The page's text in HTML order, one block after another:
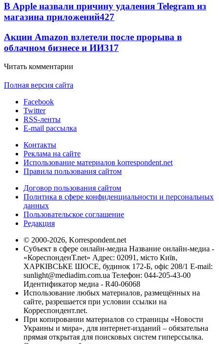
В Apple назвали причину удаления Telegram из
магазина приложений427
Акции Amazon взлетели после прорыва в
облачном бизнесе и ИИ317
Читать комментарии
Полная версия сайта
Facebook
Twitter
RSS-ленты
E-mail рассылка
Контакты
Реклама на сайте
Использование материалов korrespondent.net
Правила пользования сайтом
Договор пользования сайтом
Политика в сфере конфиденциальности и персональных
данных
Пользовательское соглашение
Редакция
© 2000-2026, Korrespondent.net
Субъект в сфере онлайн-медиа Название онлайн-медиа -
«КореспонденТ.net» Адрес: 02091, місто Київ,
ХАРКІВСЬКЕ ШОСЕ, будинок 172-Б, офіс 208/1 E-mail:
sunlight@mediadim.com.ua Телефон: 044-205-43-00
Идентификатор медиа - R40-06068
Использование любых материалов, размещённых на
сайте, разрешается при условии ссылки на
Корреспондент.net.
При копировании материалов со страницы «Новости
Украины и мира», для интернет-изданий – обязательна
прямая открытая для поисковых систем гиперссылка.